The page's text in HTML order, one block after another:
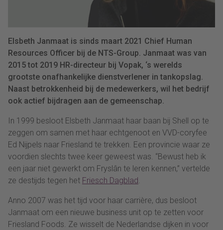
Elsbeth Janmaat is sinds maart 2021 Chief Human
Resources Officer bij de NTS-Group. Janmaat was van
2015 tot 2019 HR-directeur bij Vopak, ‘s werelds
grootste onafhankelijke dienstverlener in tankopslag.
Naast betrokkenheid bij de medewerkers, wil het bedrijf
ook actief bijdragen aan de gemeenschap.
In 1999 besloot Elsbeth Janmaat haar baan bij Shell op te
zeggen om samen met haar echtgenoot en VVD-coryfee
Ed Nijpels naar Friesland te trekken. Een provincie waar ze
voordien slechts twee keer geweest was. “Bewust heb ik
een jaar niet gewerkt om Fryslân te leren kennen,” vertelde
ze destijds tegen het Friesch Dagblad.
Anno 2007 was het tijd voor haar carrière, dus besloot
Janmaat om een nieuwe business unit op te zetten voor
Friesland Foods. Ze wisselt de Nederlandse dijken in voor